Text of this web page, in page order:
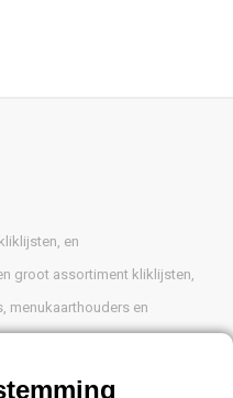
en
groot assortiment kliklijsten,
menukaarthouders en